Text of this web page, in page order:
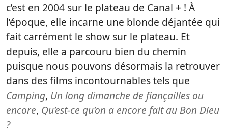
c’est en 2004 sur le plateau de Canal + ! À
l’époque, elle incarne une blonde déjantée qui
fait carrément le show sur le plateau. Et
depuis, elle a parcouru bien du chemin
puisque nous pouvons désormais la retrouver
dans des films incontournables tels que
Camping, Un long dimanche de fiançailles ou
encore, Qu’est-ce qu’on a encore fait au Bon Dieu
?